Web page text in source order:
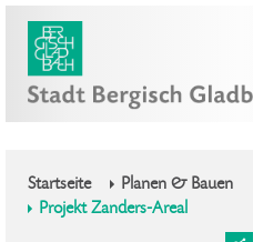
Startseite
Planen & Bauen
Projekt Zanders-Areal